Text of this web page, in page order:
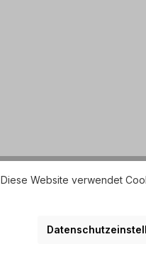
Diese Website verwendet